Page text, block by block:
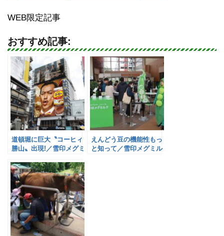
WEB限定記事
おすすめ記事:
道頓堀に巨大〝コーヒィ
勝山〟出現!／雪印メグミ
えんどう豆の機能性もっ
と知って／雪印メグミル